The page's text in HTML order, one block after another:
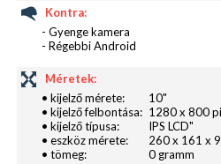
alapelvárásnak számít.
fotózásra aligha használható
elkészült képek
a színek, illetve a makró
távolra fotózhatunk. Hasonló
kamerával is.
Kontra:
- Gyenge kamera
- Régebbi Android
Méretek:
• kijelző mérete:
10"
• kijelző felbontása: 1280 x 800
• kijelző típusa:
IPS LCD"
• eszköz mérete:
260 x 161 x
• tömeg:
0 gramm